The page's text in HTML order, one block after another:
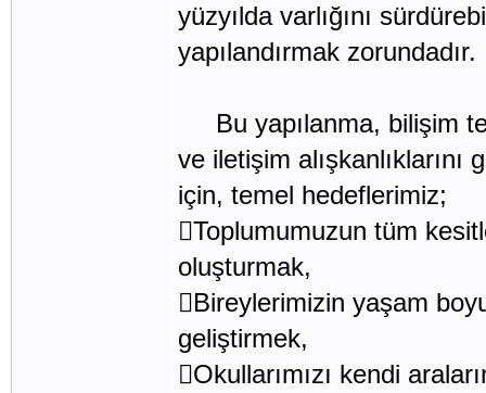
yüzyılda varlığını
yapılandırmak zorundadır.
Bu yapılanma, bilişim
ve iletişim
için, temel hedeflerimiz;
Toplumumuzun tüm
oluşturmak,
Bireylerimizin yaşam
geliştirmek,
Okullarımızı kendi